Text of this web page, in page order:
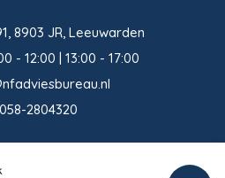
8903 JR, Leeuwarden
- 12:00 | 13:00 - 17:00
058-2804320